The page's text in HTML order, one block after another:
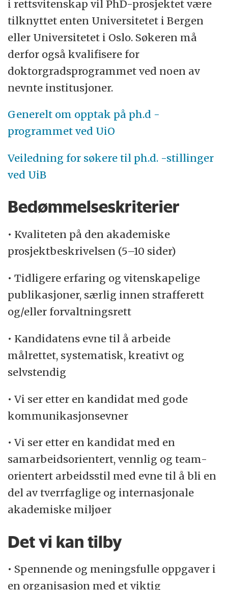
i rettsvitenskap vil PhD-prosjektet være
tilknyttet enten Universitetet i Bergen
eller Universitetet i Oslo. Søkeren må
derfor også kvalifisere for
doktorgradsprogrammet ved noen av
nevnte institusjoner.
Generelt om opptak på ph.d -
programmet ved UiO
Veiledning for søkere til ph.d. -stillinger
ved UiB
Bedømmelseskriterier
• Kvaliteten på den akademiske
prosjektbeskrivelsen (5–10 sider)
• Tidligere erfaring og vitenskapelige
publikasjoner, særlig innen strafferett
og/eller forvaltningsrett
• Kandidatens evne til å arbeide
målrettet, systematisk, kreativt og
selvstendig
• Vi ser etter en kandidat med gode
kommunikasjonsevner
• Vi ser etter en kandidat med en
samarbeidsorientert, vennlig og team-
orientert arbeidsstil med evne til å bli en
del av tverrfaglige og internasjonale
akademiske miljøer
Det vi kan tilby
• Spennende og meningsfulle oppgaver i
en organisasjon med et viktig